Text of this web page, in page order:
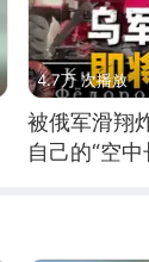
4.7万 次播放
被俄军滑翔
自己的“空中